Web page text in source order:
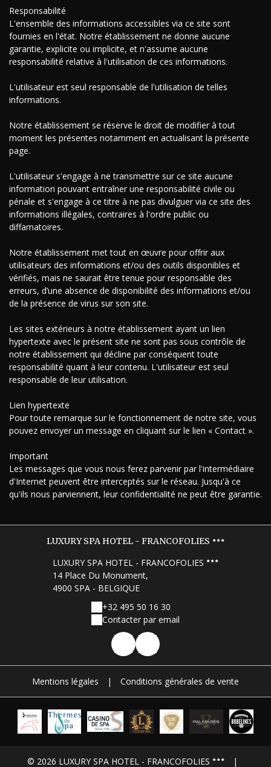
Responsabilité
L'ensemble des informations accessibles via ce site sont
fournies en l'état. Notre établissement ne donne aucune
garantie, explicite ou implicite, et n'assume aucune
responsabilité relative à l'utilisation de ces informations.
L'utilisateur est seul responsable de l'utilisation de telles
informations.
Notre établissement se réserve le droit de modifier à tout
moment les présentes notamment en actualisant la présente
page.
L'utilisateur s'engage à ne transmettre sur ce site aucune
information pouvant entraîner une responsabilité civile ou
pénale et s'engage à ce titre à ne pas divulguer via ce site des
informations illégales, contraires à l'ordre public ou
diffamatoires.
Notre établissement met tout en œuvre pour offrir aux
utilisateurs des informations et/ou des outils disponibles et
vérifiés, mais ne saurait être tenue pour responsable des
erreurs, d’une absence de disponibilité des informations et/ou
de la présence de virus sur son site.
Les sites extérieurs à notre établissement ayant un lien
hypertexte avec le présent site ne sont pas sous contrôle de
notre établissement qui décline par conséquent toute
responsabilité quant à leur contenu. L'utilisateur est seul
responsable de leur utilisation.
Lien hypertexte
Pour toute remarque sur le fonctionnement de notre site, vous
pouvez envoyer un message en cliquant sur le lien « Contact ».
Important
Les messages que vous nous ferez parvenir par l'intermédiaire
d'Internet peuvent être interceptés sur le réseau. Jusqu'à ce
qu'ils nous parviennent, leur confidentialité ne peut être garantie.
LUXURY SPA HOTEL - FRANCOFOLIES
LUXURY SPA HOTEL - FRANCOFOLIES
14 Place Du Monument,
4900 SPA - BELGIQUE
+32 495 50 16 30
Contacter par email
Mentions légales | Conditions générales de vente
© 2026 LUXURY SPA HOTEL - FRANCOFOLIES |